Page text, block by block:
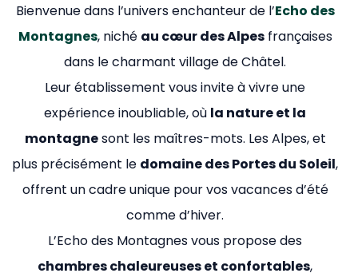
Bienvenue dans l’univers enchanteur de l’Echo des
Montagnes, niché au cœur des Alpesfrançaises
dans le charmant village de Châtel.
Leur établissement vous invite à vivre une
expérience inoubliable, où la nature et la
montagnesont les maîtres-mots. Les Alpes, et
plus précisément le domaine des Portes du Soleil,
offrent un cadre unique pour vos vacances d’été
comme d’hiver.
L’Echo des Montagnes vous propose des
chambres chaleureuses et confortables,